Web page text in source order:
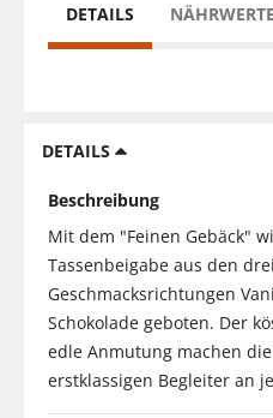
DETAILS NÄHRWERTE
DETAILS
Beschreibung
Mit dem "Feinen Gebäck"
Tassenbeigabe aus den
Geschmacksrichtungen
Schokolade geboten. Der
edle Anmutung machen
erstklassigen Begleiter an